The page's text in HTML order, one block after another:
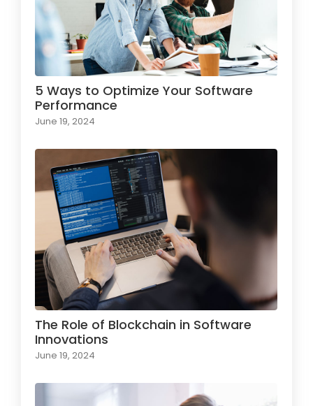
5 Ways to Optimize Your Software
Performance
June 19, 2024
The Role of Blockchain in Software
Innovations
June 19, 2024